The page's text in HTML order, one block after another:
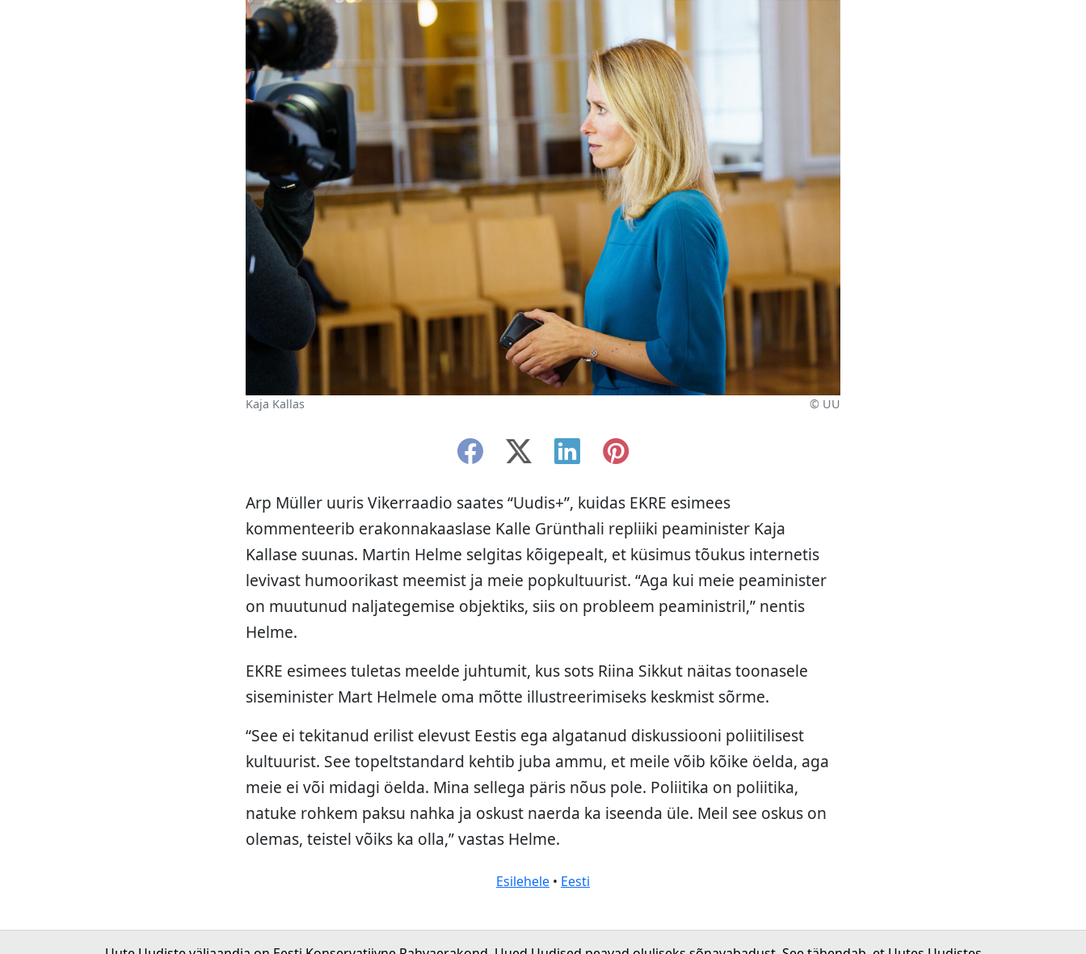
Kaja Kallas © UU
Arp Müller uuris Vikerraadio saates “Uudis+”, kuidas EKRE esimees
kommenteerib erakonnakaaslase Kalle Grünthali repliiki peaminister Kaja
Kallase suunas. Martin Helme selgitas kõigepealt, et küsimus tõukus internetis
levivast humoorikast meemist ja meie popkultuurist. “Aga kui meie peaminister
on muutunud naljategemise objektiks, siis on probleem peaministril,” nentis
Helme.
EKRE esimees tuletas meelde juhtumit, kus sots Riina Sikkut näitas toonasele
siseminister Mart Helmele oma mõtte illustreerimiseks keskmist sõrme.
“See ei tekitanud erilist elevust Eestis ega algatanud diskussiooni poliitilisest
kultuurist. See topeltstandard kehtib juba ammu, et meile võib kõike öelda, aga
meie ei või midagi öelda. Mina sellega päris nõus pole. Poliitika on poliitika,
natuke rohkem paksu nahka ja oskust naerda ka iseenda üle. Meil see oskus on
olemas, teistel võiks ka olla,” vastas Helme.
Esilehele • Eesti